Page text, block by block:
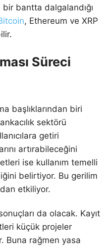
bantta dalgalandığı
, Ethereum ve XRP
Süreci
başlıklarından biri
sektörü
getiri
artırabileceğini
ise kullanım temelli
belirtiyor. Bu gerilim
etkiliyor.
da olacak. Kayıt
küçük projeler
Buna rağmen yasa